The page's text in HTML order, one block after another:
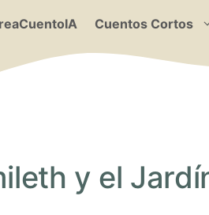
Cuentos Cortos
y el